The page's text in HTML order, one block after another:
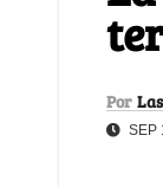
Por
SEP